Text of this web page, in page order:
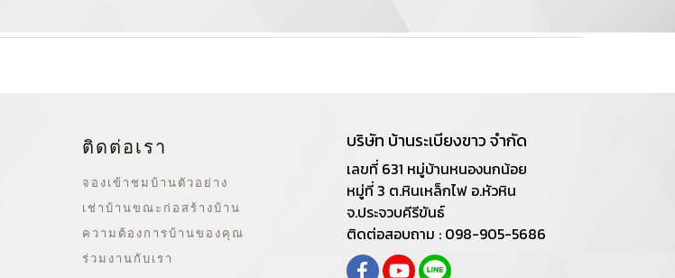
ติดต่อเรา
จองเข้าชมบ้านตัวอย่าง
เช่าบ้านขณะก่อสร้างบ้าน
ความต้องการบ้านของคุณ
ร่วมงานกับเรา
บริษัท บ้านระเบียงขาว จำกัด
เลขที่ 631 หมู่บ้านหนองนกน้อย
หมู่ที่ 3 ต.หินเหล็กไฟ อ.หัวหิน
จ.ประจวบคีรีขันธ์
ติดต่อสอบถาม : 098-905-5686